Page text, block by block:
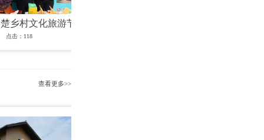
乡村文化旅游节
点击：118
查看更多>>